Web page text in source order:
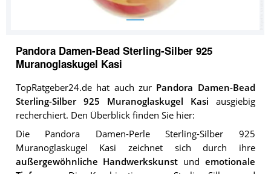
Pandora Damen-Bead Sterling-Silber 925
Muranoglaskugel Kasi
TopRatgeber24.de hat auch zur Pandora Damen-Bead
Sterling-Silber 925 Muranoglaskugel Kasi ausgiebig
recherchiert. Den Überblick finden Sie hier:
Die Pandora Damen-Perle Sterling-Silber 925
Muranoglaskugel Kasi zeichnet sich durch ihre
außergewöhnliche Handwerkskunst und emotionale